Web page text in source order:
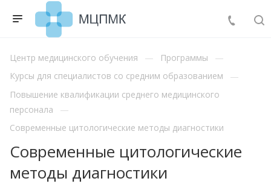
Центр медицинского обучения
Программы
Курсы для специалистов со средним образованием
Повышение квалификации среднего медицинского
персонала
Современные цитологические методы диагностики
Современные цитологические
методы диагностики